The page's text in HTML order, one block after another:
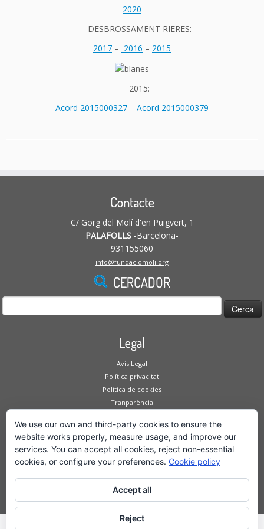
2020
DESBROSSAMENT RIERES:
2017 – 2016 – 2015
2015:
Acord 2015000327 – Acord 2015000379
Contacte
C/ Gorg del Molí d'en Puigvert, 1
PALAFOLLS -Barcelona-
931155060
info@fundaciomoli.org
CERCADOR
Cerca:
Legal
Avis Legal
Política privacitat
Política de cookies
Tranparència
Mapa Web
Fundació
Serveis a la persona
Projectes
We use our own and third-party cookies to ensure the
website works properly, measure usage, and improve our
services. You can accept all cookies, reject non-essential
cookies, or configure your preferences. Cookie policy
Accept all
Reject